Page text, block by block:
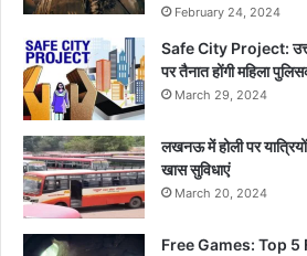
February 24, 2024
Safe City Project:
पर तैनात होंगी महिला
March 29, 2024
लखनऊ में होली पर
खास सुविधाएं
March 20, 2024
Free Games: Top 5